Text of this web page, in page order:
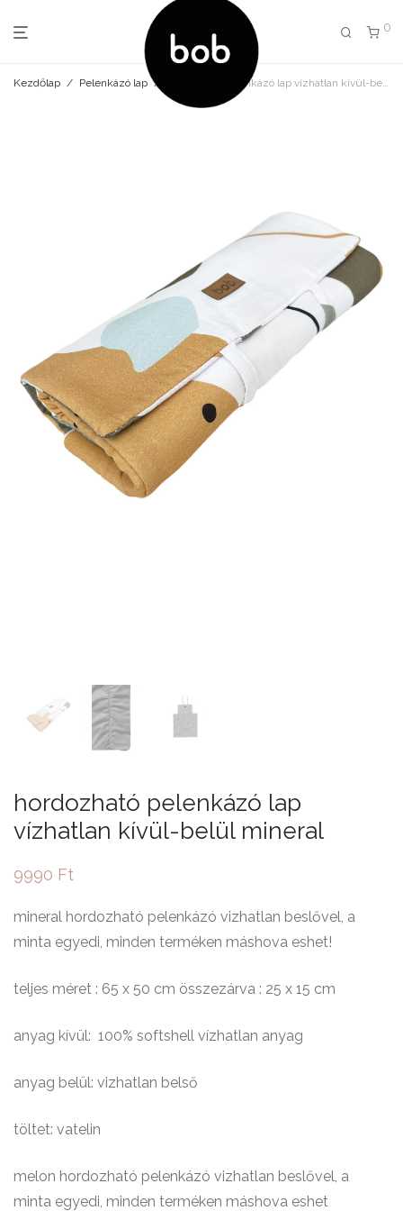
0
Kezdőlap / Pelenkázó lap / hordozható pelenkázó lap vízhatlan kívül-belül mineral
hordozható pelenkázó lap
vízhatlan kívül-belül mineral
9990 Ft
mineral hordozható pelenkázó vizhatlan beslővel, a
minta egyedi, minden terméken máshova eshet!
teljes méret : 65 x 50 cm összezárva : 25 x 15 cm
anyag kívül: 100% softshell vízhatlan anyag
anyag belül: vizhatlan belső
töltet: vatelin
melon hordozható pelenkázó vizhatlan beslővel, a
minta egyedi, minden terméken máshova eshet